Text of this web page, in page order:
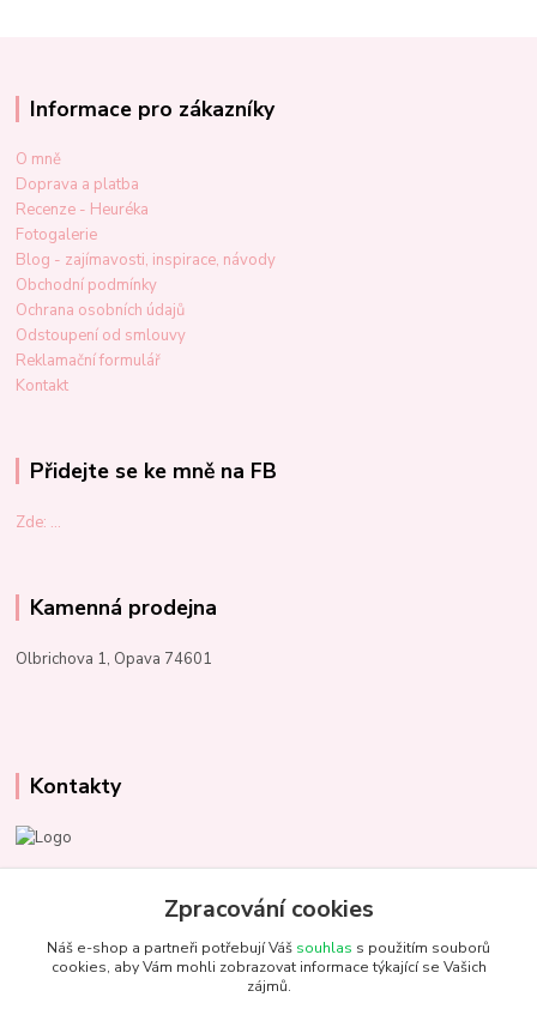
Informace pro zákazníky
O mně
Doprava a platba
Recenze - Heuréka
Fotogalerie
Blog - zajímavosti, inspirace, návody
Obchodní podmínky
Ochrana osobních údajů
Odstoupení od smlouvy
Reklamační formulář
Kontakt
Přidejte se ke mně na FB
Zde: ...
Kamenná prodejna
Olbrichova 1, Opava 74601
Kontakty
+420 731 153 484
info@unezbednychklubicek.cz
Zpracování cookies
Náš e-shop a partneři potřebují Váš souhlas s použitím souborů
cookies, aby Vám mohli zobrazovat informace týkající se Vašich
zájmů.